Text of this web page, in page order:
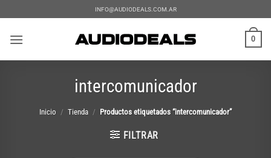
al
contenido
INFO@AUDIODEALS.COM.AR
0
intercomunicador
Inicio / Tienda / Productos etiquetados “intercomunicador”
FILTRAR